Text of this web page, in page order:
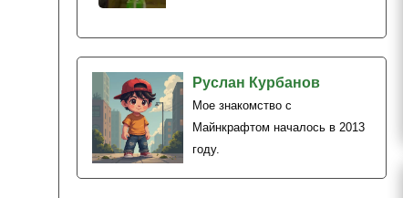
Руслан Курбанов
Мое знакомство с
Майнкрафтом началось в 2013
году.